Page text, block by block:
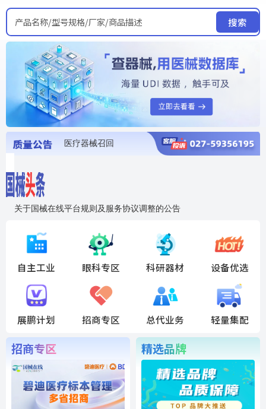
产品名称/型号规格/厂家/商品描述 搜索
医疗器械召回
关于国械在线平台规则及服务协议调整的公告
国药创研AED开启全国招商
自主工业 眼科专区 科研器材 设备优选
展鹏计划 招商专区 总代业务 轻量集配
招商专区 精选品牌